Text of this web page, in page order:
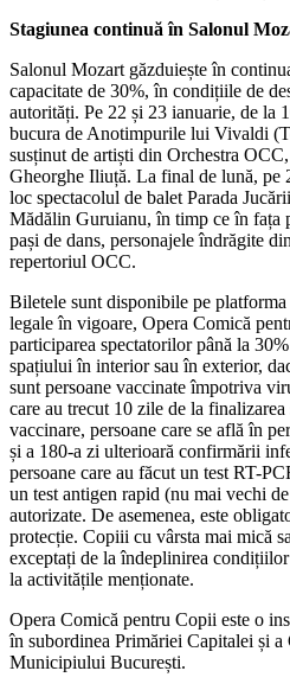
Stagiunea continuă în Salonul
Salonul Mozart găzduiește în
capacitate de 30%, în condițiile de
autorități. Pe 22 și 23 ianuarie, de la
bucura de Anotimpurile lui Vivaldi
susținut de artiști din Orchestra
Gheorghe Iliuță. La final de lună, pe
loc spectacolul de balet Parada
Mădălin Guruianu, în timp ce în fața
pași de dans, personajele îndrăgite
repertoriul OCC.
Biletele sunt disponibile pe
legale în vigoare, Opera Comică
participarea spectatorilor până la
spațiului în interior sau în exterior,
sunt persoane vaccinate împotriva
care au trecut 10 zile de la
vaccinare, persoane care se află în
și a 180-a zi ulterioară confirmării
persoane care au făcut un test RT-
un test antigen rapid (nu mai vechi
autorizate. De asemenea, este
protecție. Copiii cu vârsta mai mică
exceptați de la îndeplinirea
la activitățile menționate.
Opera Comică pentru Copii este o
în subordinea Primăriei Capitalei și
Municipiului București.